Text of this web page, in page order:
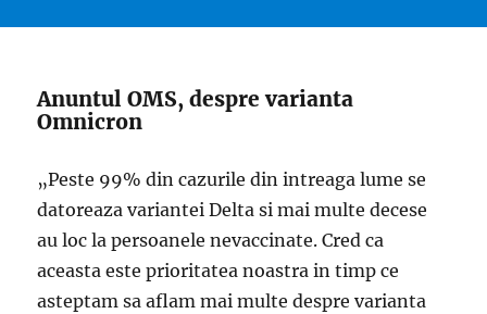
Anuntul OMS, despre varianta
Omnicron
„Peste 99% din cazurile din intreaga lume se
datoreaza variantei Delta si mai multe decese
au loc la persoanele nevaccinate. Cred ca
aceasta este prioritatea noastra in timp ce
asteptam sa aflam mai multe despre varianta